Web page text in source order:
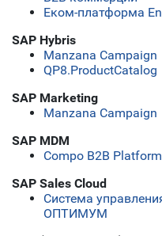
Еком-платформа
SAP Hybris
Manzana Campaign
QP8.ProductCatalog
SAP Marketing
Manzana Campaign
SAP MDM
Compo B2B Platform
SAP Sales Cloud
Система
ОПТИМУМ